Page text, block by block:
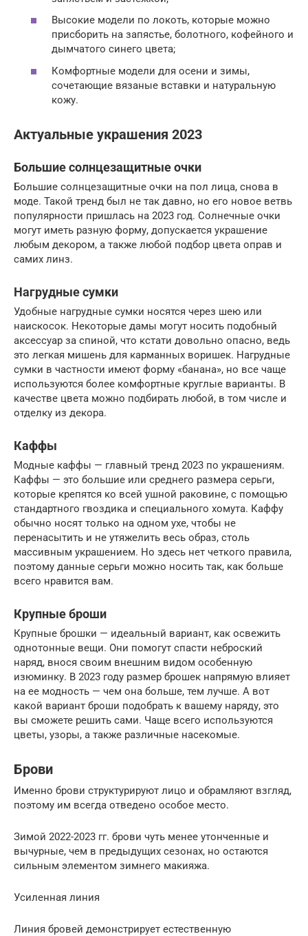
Высокие модели по локоть, которые можно
присборить на запястье, болотного, кофейного и
дымчатого синего цвета;
Комфортные модели для осени и зимы,
сочетающие вязаные вставки и натуральную
кожу.
Актуальные украшения 2023
Большие солнцезащитные очки
Большие солнцезащитные очки на пол лица, снова в
моде. Такой тренд был не так давно, но его новое ветвь
популярности пришлась на 2023 год. Солнечные очки
могут иметь разную форму, допускается украшение
любым декором, а также любой подбор цвета оправ и
самих линз.
Нагрудные сумки
Удобные нагрудные сумки носятся через шею или
наискосок. Некоторые дамы могут носить подобный
аксессуар за спиной, что кстати довольно опасно, ведь
это легкая мишень для карманных воришек. Нагрудные
сумки в частности имеют форму «банана», но все чаще
используются более комфортные круглые варианты. В
качестве цвета можно подбирать любой, в том числе и
отделку из декора.
Каффы
Модные каффы — главный тренд 2023 по украшениям.
Каффы — это большие или среднего размера серьги,
которые крепятся ко всей ушной раковине, с помощью
стандартного гвоздика и специального хомута. Каффу
обычно носят только на одном ухе, чтобы не
перенасытить и не утяжелить весь образ, столь
массивным украшением. Но здесь нет четкого правила,
поэтому данные серьги можно носить так, как больше
всего нравится вам.
Крупные броши
Крупные брошки — идеальный вариант, как освежить
однотонные вещи. Они помогут спасти неброский
наряд, внося своим внешним видом особенную
изюминку. В 2023 году размер брошек напрямую влияет
на ее модность — чем она больше, тем лучше. А вот
какой вариант броши подобрать к вашему наряду, это
вы сможете решить сами. Чаще всего используются
цветы, узоры, а также различные насекомые.
Брови
Именно брови структурируют лицо и обрамляют взгляд,
поэтому им всегда отведено особое место.
Зимой 2022-2023 гг. брови чуть менее утонченные и
вычурные, чем в предыдущих сезонах, но остаются
сильным элементом зимнего макияжа.
Усиленная линия
Линия бровей демонстрирует естественную